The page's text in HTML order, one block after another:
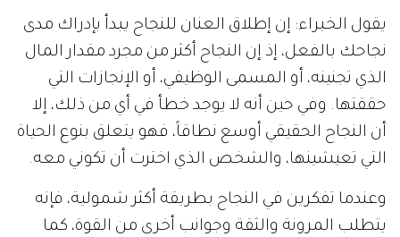
يقول الخبراء: إن إطلاق العنان للنجاح يبدأ بإدراك مدى
نجاحك بالفعل، إذ إن النجاح أكثر من مجرد مقدار المال
الذي تجنينه، أو المسمى الوظيفي، أو الإنجازات التي
حققتها. وفي حين أنه لا يوجد خطأ في أي من ذلك، إلا
أن النجاح الحقيقي أوسع نطاقاً، فهو يتعلق بنوع الحياة
التي تعيشينها، والشخص الذي اخترت أن تكوني معه.
وعندما تفكرين في النجاح بطريقة أكثر شمولية، فإنه
يتطلب المرونة والثقة وجوانب أخرى من القوة، كما